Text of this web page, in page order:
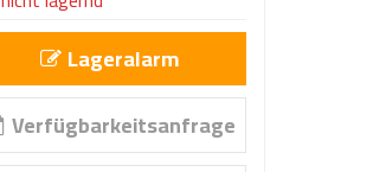
Lageralarm
Verfügbarkeitsanfrage